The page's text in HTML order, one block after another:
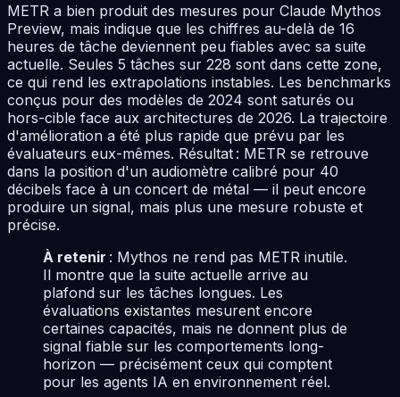
METR a bien produit des mesures pour Claude Mythos
Preview, mais indique que les chiffres au-delà de 16
heures de tâche deviennent peu fiables avec sa suite
actuelle. Seules 5 tâches sur 228 sont dans cette zone,
ce qui rend les extrapolations instables. Les benchmarks
conçus pour des modèles de 2024 sont saturés ou
hors-cible face aux architectures de 2026. La trajectoire
d'amélioration a été plus rapide que prévu par les
évaluateurs eux-mêmes. Résultat : METR se retrouve
dans la position d'un audiomètre calibré pour 40
décibels face à un concert de métal — il peut encore
produire un signal, mais plus une mesure robuste et
précise.
À retenir : Mythos ne rend pas METR inutile.
Il montre que la suite actuelle arrive au
plafond sur les tâches longues. Les
évaluations existantes mesurent encore
certaines capacités, mais ne donnent plus de
signal fiable sur les comportements long-
horizon — précisément ceux qui comptent
pour les agents IA en environnement réel.